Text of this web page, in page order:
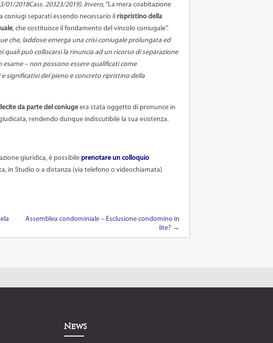
01/2018Cass. 20323/2019). Invero,“La mera coabitazione
coniugi separati essendo necessario il rispristino della
, che costituisce il fondamento del vincolo coniugale”.
che, laddove emerga una crisi coniugale prolungata ed
quali può collocarsi la rinuncia ad un ricorso di separazione
– non possono essere qualificati come
e significativi del pieno e concreto ripristino della
da parte del coniuge era stata oggetto di pronunce in
rendendo dunque indiscutibile la sua esistenza.
giuridica, è possibile prenotare un colloquio
in Studio o a distanza (via telefono o videochiamata)
Assemblea condominiale – Esclusione condomino in
lite? →
News